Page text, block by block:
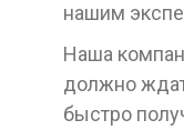
нашим
Наша
должно
быстро